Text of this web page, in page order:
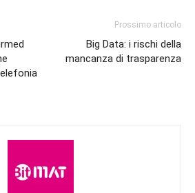
Prossimo articolo
Big Data: i rischi della
mancanza di trasparenza